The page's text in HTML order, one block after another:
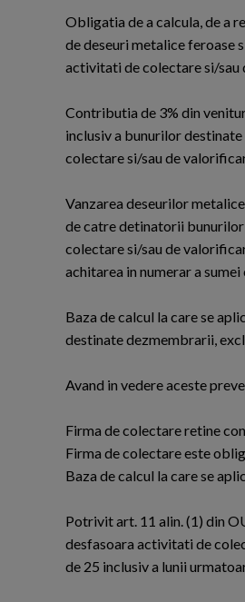
Obligatia de a calcula, de a
de deseuri metalice feroase
activitati de colectare si/sau
Contributia de 3% din
inclusiv a bunurilor
colectare si/sau de
Vanzarea deseurilor
de catre detinatorii
colectare si/sau de
achitarea in numerar a
Baza de calcul la care se
destinate dezmembrarii,
Avand in vedere aceste
Firma de colectare retine
Firma de colectare este
Baza de calcul la care se
Potrivit art. 11 alin. (1) din
desfasoara activitati de
de 25 inclusiv a lunii